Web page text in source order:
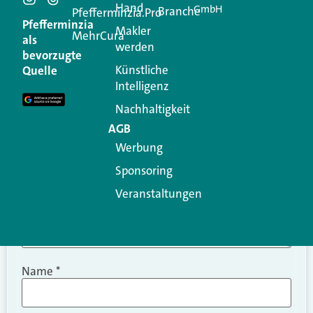
Kommentar
Ihre E-Mail-Adresse wird nicht veröffentlicht.
Erforderliche Felder sind mit
Kommentar
Name *
Pfefferminzia
als
bevorzugte
Quelle
Pfefferminzia.Pro
MehrCura
Hand
Makler
werden
Künstliche
Intelligenz
Nachhaltigkeit
AGB
Werbung
Sponsoring
Veranstaltungen
BrancheGmbH